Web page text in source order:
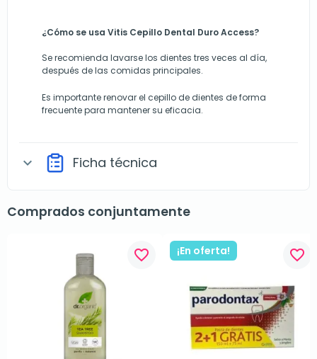
¿Cómo se usa Vitis Cepillo Dental Duro Access?
Se recomienda lavarse los dientes tres veces al día,
después de las comidas principales.
Es importante renovar el cepillo de dientes de forma
frecuente para mantener su eficacia.
expand_more Ficha técnica
Comprados conjuntamente
favorite_border ¡En oferta! favorite_border